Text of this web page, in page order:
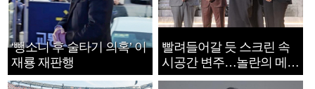
‘뺑소니 후 술타기 의혹’ 이
재룡 재판행
빨려들어갈 듯 스크린 속
시공간 변주…놀란의 메시
지는 ‘전쟁 속죄’